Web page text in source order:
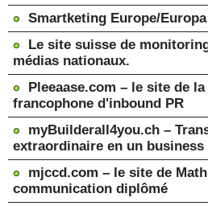
Smartketing Europe/Europa
Le site suisse de
médias nationaux.
Pleeaase.com – le site de
francophone d'inbound PR
myBuilderall4you.ch –
extraordinaire en un
mjccd.com – le site de
communication diplômé